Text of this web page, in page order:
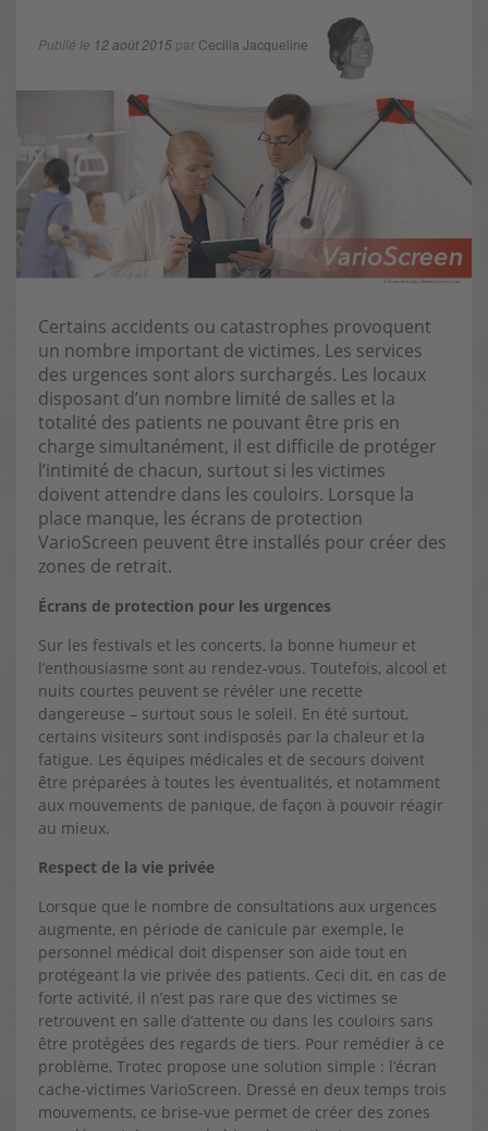
Publié le 12 août 2015 par Cecilia Jacqueline
Certains accidents ou catastrophes provoquent
un nombre important de victimes. Les services
des urgences sont alors surchargés. Les locaux
disposant d’un nombre limité de salles et la
totalité des patients ne pouvant être pris en
charge simultanément, il est difficile de protéger
l’intimité de chacun, surtout si les victimes
doivent attendre dans les couloirs. Lorsque la
place manque, les écrans de protection
VarioScreen peuvent être installés pour créer des
zones de retrait.
Écrans de protection pour les urgences
Sur les festivals et les concerts, la bonne humeur et
l’enthousiasme sont au rendez-vous. Toutefois, alcool et
nuits courtes peuvent se révéler une recette
dangereuse – surtout sous le soleil. En été surtout,
certains visiteurs sont indisposés par la chaleur et la
fatigue. Les équipes médicales et de secours doivent
être préparées à toutes les éventualités, et notamment
aux mouvements de panique, de façon à pouvoir réagir
au mieux.
Respect de la vie privée
Lorsque que le nombre de consultations aux urgences
augmente, en période de canicule par exemple, le
personnel médical doit dispenser son aide tout en
protégeant la vie privée des patients. Ceci dit, en cas de
forte activité, il n’est pas rare que des victimes se
retrouvent en salle d’attente ou dans les couloirs sans
être protégées des regards de tiers. Pour remédier à ce
problème, Trotec propose une solution simple : l’écran
cache-victimes VarioScreen. Dressé en deux temps trois
mouvements, ce brise-vue permet de créer des zones